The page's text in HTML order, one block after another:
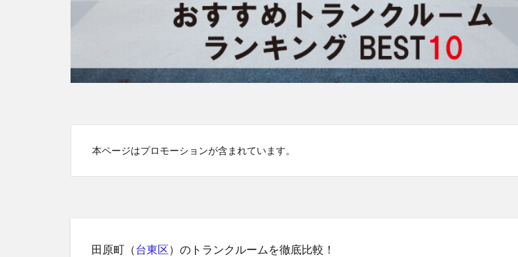
本ページはプロモーションが含まれています。
田原町（台東区）のトランクルームを徹底比較！